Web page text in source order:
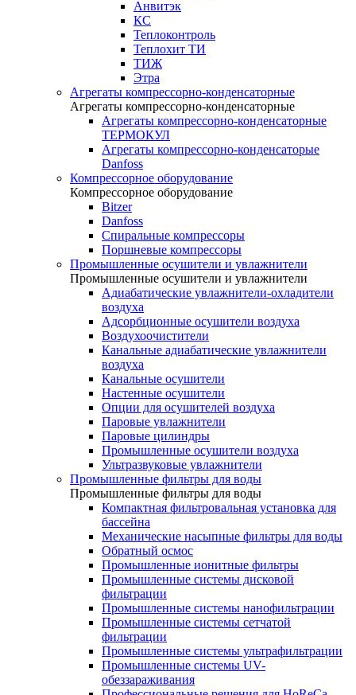
Анвитэк
КС
Теплоконтроль
Теплохит ТИ
ТИЖ
Этра
Агрегаты компрессорно-конденсаторные
Агрегаты компрессорно-конденсаторные
Агрегаты компрессорно-конденсаторные
ТЕРМОКУЛ
Агрегаты компрессорно-конденсаторые
Danfoss
Компрессорное оборудование
Компрессорное оборудование
Bitzer
Danfoss
Спиральные компрессоры
Поршневые компрессоры
Промышленные осушители и увлажнители
Промышленные осушители и увлажнители
Адиабатические увлажнители-охладители
воздуха
Адсорбционные осушители воздуха
Воздухоочистители
Канальные адиабатические увлажнители
воздуха
Канальные осушители
Настенные осушители
Опции для осушителей воздуха
Паровые увлажнители
Паровые цилиндры
Промышленные осушители воздуха
Ультразвуковые увлажнители
Промышленные фильтры для воды
Промышленные фильтры для воды
Компактная фильтровальная установка для
бассейна
Механические насыпные фильтры для воды
Обратный осмос
Промышленные ионитные фильтры
Промышленные системы дисковой
фильтрации
Промышленные системы нанофильтрации
Промышленные системы сетчатой
фильтрации
Промышленные системы ультрафильтрации
Промышленные системы UV-
обеззараживания